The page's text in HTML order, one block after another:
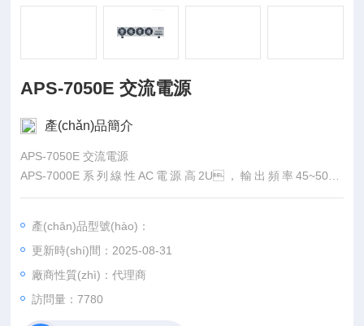
APS-7050E 交流電源
產(chǎn)品簡介
APS-7050E 交流電源
APS-7000E系列線性AC電源高2U，輸出頻率45~500H
z。APS-7050E最大額定輸出500VA、310Vrm
0Vrms、8.4Arms。APS-7000E系列包含6種測量和
測試功能(Vrms, Irms, F, Ipk, W, PF)，具有類似AC功率計(jì)的
用戶界面。
產(chǎn)品型號(hào)：
更新時(shí)間：2025-08-31
廠商性質(zhì)：代理商
訪問量：7780